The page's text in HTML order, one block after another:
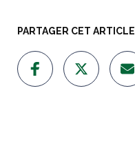
PARTAGER CET ARTICLE